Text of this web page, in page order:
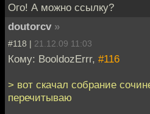
Ого! А можно ссылку?
doutorcv »
#118 | 21.12.09 11:03
Кому: BooldozErrr, #116
> вот скачал собрание
перечитываю